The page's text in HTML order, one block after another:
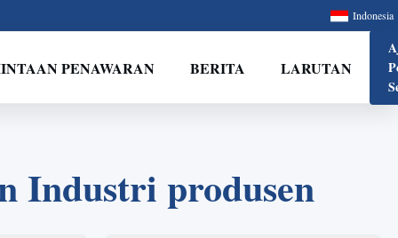
Indonesia
PENAWARAN BERITA LARUTAN
Industri produsen